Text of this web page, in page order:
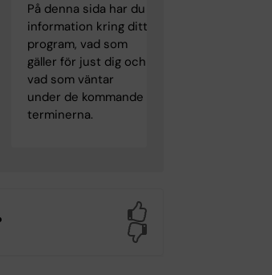
På denna sida har du
information kring ditt
program, vad som
gäller för just dig och
vad som väntar
under de kommande
terminerna.